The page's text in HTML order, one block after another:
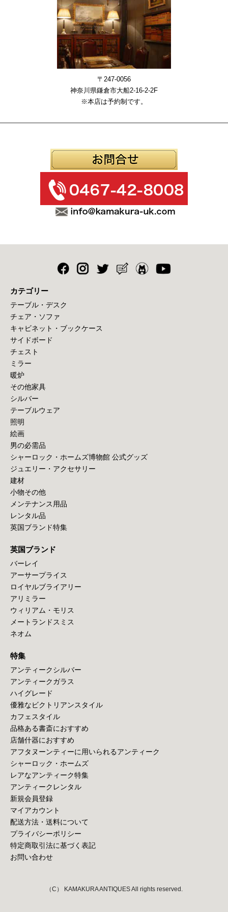
〒247-0056
神奈川県鎌倉市大船2-16-2-2F
※本店は予約制です。
カテゴリー
テーブル・デスク
チェア・ソファ
キャビネット・ブックケース
サイドボード
チェスト
ミラー
暖炉
その他家具
シルバー
テーブルウェア
照明
絵画
男の必需品
シャーロック・ホームズ博物館 公式グッズ
ジュエリー・アクセサリー
建材
小物その他
メンテナンス用品
レンタル品
英国ブランド特集
英国ブランド
バーレイ
アーサープライス
ロイヤルブライアリー
アリミラー
ウィリアム・モリス
メートランドスミス
ネオム
特集
アンティークシルバー
アンティークガラス
ハイグレード
優雅なビクトリアンスタイル
カフェスタイル
品格ある書斎におすすめ
店舗什器におすすめ
アフタヌーンティーに用いられるアンティーク
シャーロック・ホームズ
レアなアンティーク特集
アンティークレンタル
新規会員登録
マイアカウント
配送方法・送料について
プライバシーポリシー
特定商取引法に基づく表記
お問い合わせ
（C） KAMAKURA ANTIQUES All rights reserved.